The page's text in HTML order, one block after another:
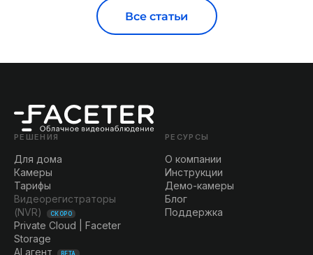
Все статьи
РЕШЕНИЯ
Для дома
Камеры
Тарифы
Видеорегистраторы
(NVR)
СКОРО
Private Cloud | Faceter
Storage
AI агент
BETA
РЕСУРСЫ
О компании
Инструкции
Демо-камеры
Блог
Поддержка